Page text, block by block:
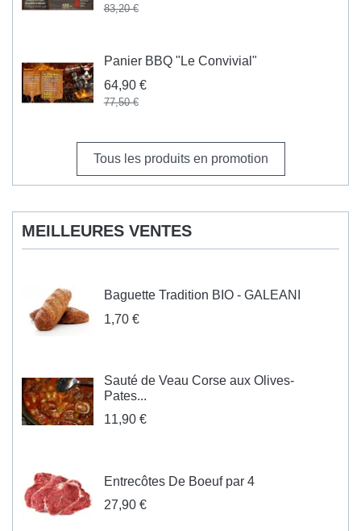
83,20 €
Panier BBQ "Le Convivial"
64,90 €
77,50 €
Tous les produits en promotion
MEILLEURES VENTES
Baguette Tradition BIO - GALEANI
1,70 €
Sauté de Veau Corse aux Olives-
Pates...
11,90 €
Entrecôtes De Boeuf par 4
27,90 €